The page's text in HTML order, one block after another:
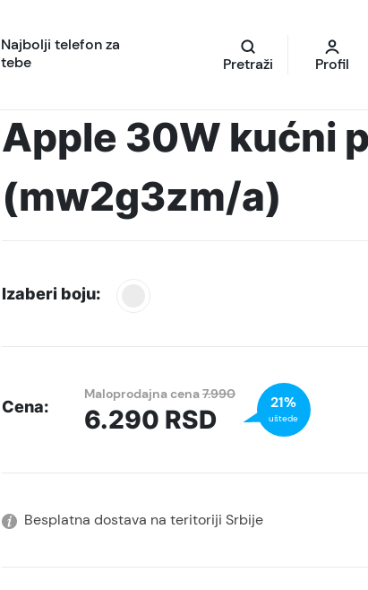
Najbolji telefon za
tebe
Pretraži Profil
Apple 30W kućni
(mw2g3zm/a)
Izaberi boju:
Cena:
Maloprodajna cena7.990
6.290 RSD
21%
uštede
Besplatna dostava na teritoriji Srbije